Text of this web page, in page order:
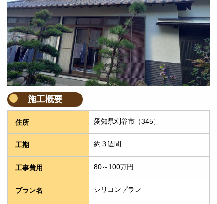
施工概要
住所 愛知県刈谷市（345）
工期 約３週間
工事費用 80～100万円
プラン名 シリコンプラン